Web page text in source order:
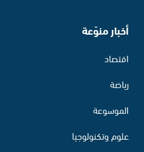
أخبار منوّعة
اقتصاد
رياضة
الموسوعة
علوم وتكنولوجيا